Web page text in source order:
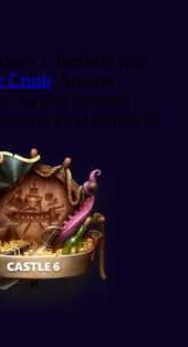
2 diseñado para
Crush. Aunque
ha sido ajustado
en el campo de